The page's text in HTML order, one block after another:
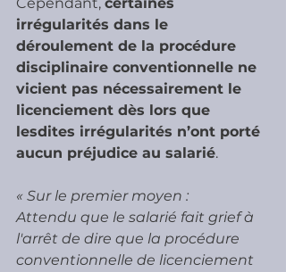
irrégularités dans le
déroulement de la procédure
disciplinaire conventionnelle ne
vicient pas nécessairement le
licenciement dès lors que
lesdites irrégularités n’ont porté
aucun préjudice au salarié.
« Sur le premier moyen :
Attendu que le salarié fait grief à
l'arrêt de dire que la procédure
conventionnelle de licenciement